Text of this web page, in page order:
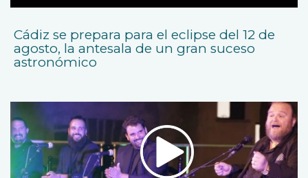
Cádiz se prepara para el eclipse del 12 de
agosto, la antesala de un gran suceso
astronómico